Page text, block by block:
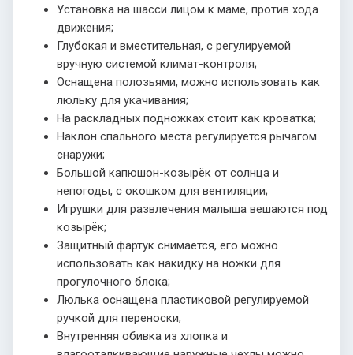
Установка на шасси лицом к маме, против хода
движения;
Глубокая и вместительная, с регулируемой
вручную системой климат-контроля;
Оснащена полозьями, можно использовать как
люльку для укачивания;
На раскладных подножках стоит как кроватка;
Наклон спального места регулируется рычагом
снаружи;
Большой капюшон-козырёк от солнца и
непогоды, с окошком для вентиляции;
Игрушки для развлечения малыша вешаются под
козырёк;
Защитный фартук снимается, его можно
использовать как накидку на ножки для
прогулочного блока;
Люлька оснащена пластиковой регулируемой
ручкой для переноски;
Внутренняя обивка из хлопка и